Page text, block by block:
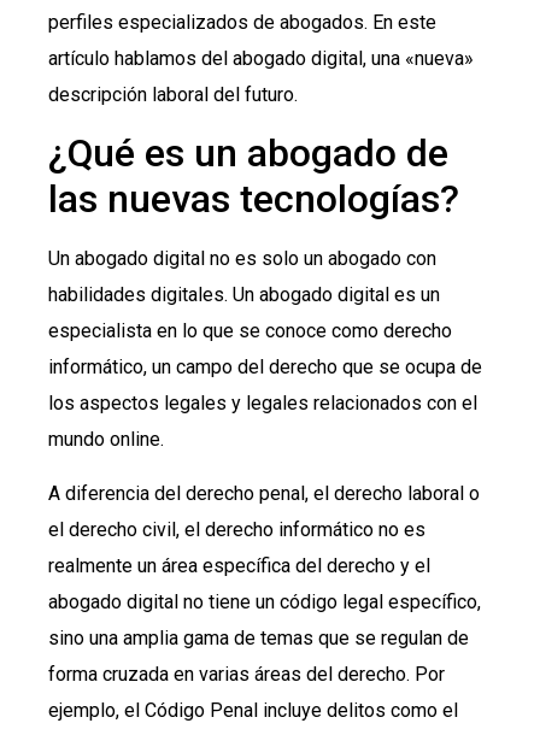
perfiles especializados de abogados. En este
artículo hablamos del abogado digital, una «nueva»
descripción laboral del futuro.
¿Qué es un abogado de
las nuevas tecnologías?
Un abogado digital no es solo un abogado con
habilidades digitales. Un abogado digital es un
especialista en lo que se conoce como derecho
informático, un campo del derecho que se ocupa de
los aspectos legales y legales relacionados con el
mundo online.
A diferencia del derecho penal, el derecho laboral o
el derecho civil, el derecho informático no es
realmente un área específica del derecho y el
abogado digital no tiene un código legal específico,
sino una amplia gama de temas que se regulan de
forma cruzada en varias áreas del derecho. Por
ejemplo, el Código Penal incluye delitos como el